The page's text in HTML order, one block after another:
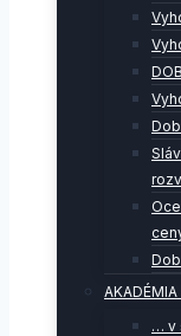
AKADÉMIA
… v